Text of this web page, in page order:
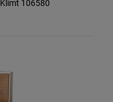
106580